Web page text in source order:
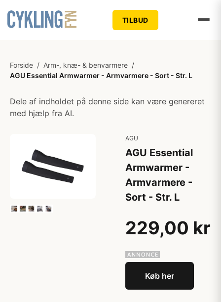
TILBUD
Forside / Arm-, knæ- & benvarmere /
AGU Essential Armwarmer - Armvarmere - Sort - Str. L
Dele af indholdet på denne side kan være genereret
med hjælp fra AI.
AGU
AGU Essential
Armwarmer -
Armvarmere -
Sort - Str. L
229,00 kr
Køb her